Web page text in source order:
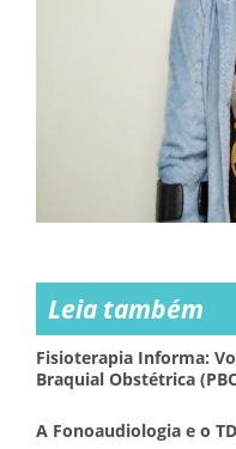
Leia também
Fisioterapia Informa:
Braquial Obstétrica
A Fonoaudiologia e o